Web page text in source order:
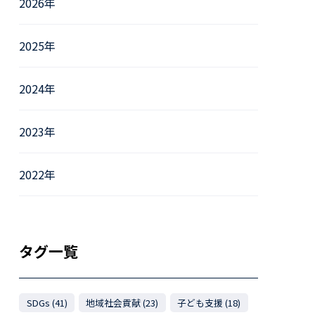
2025年
2024年
2023年
2022年
タグ一覧
SDGs (41) 地域社会貢献 (23)
子ども支援 (18)